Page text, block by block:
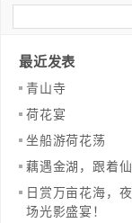
最近发表
青山寺
荷花宴
坐船游荷花荡
藕遇金湖，跟着仙
日赏万亩花海，
场光影盛宴！